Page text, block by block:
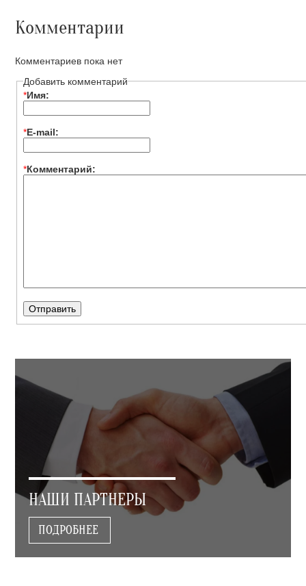
Комментарии
Комментариев пока нет
Добавить комментарий
*Имя:
*E-mail:
*Комментарий:
НАШИ ПАРТНЕРЫ
ПОДРОБНЕЕ